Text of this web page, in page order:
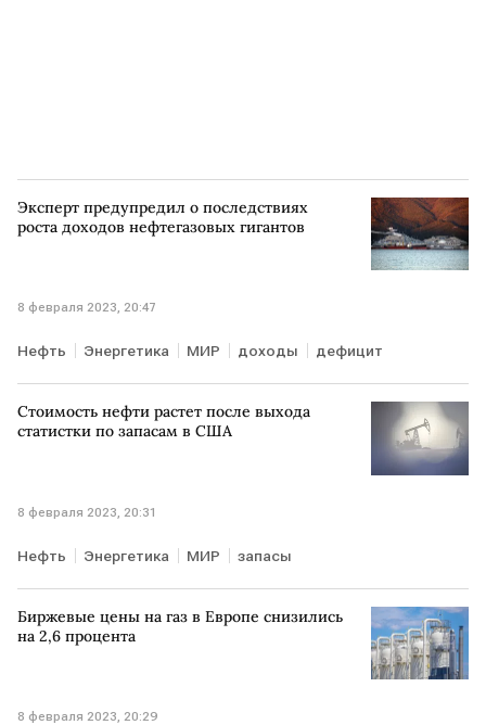
Эксперт предупредил о последствиях
роста доходов нефтегазовых гигантов
8 февраля 2023, 20:47
Нефть Энергетика МИР доходы дефицит
Стоимость нефти растет после выхода
статистки по запасам в США
8 февраля 2023, 20:31
Нефть Энергетика МИР запасы
Биржевые цены на газ в Европе снизились
на 2,6 процента
8 февраля 2023, 20:29